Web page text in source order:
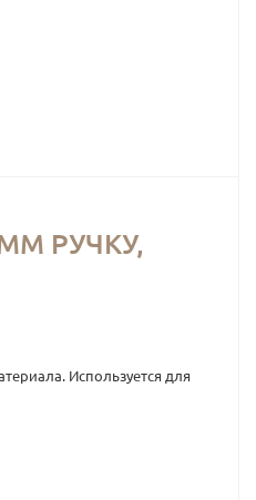
РУЧКУ,
Используется для